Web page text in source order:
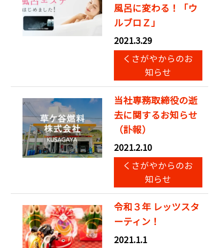
風呂に変わる！「ウ
ルブロＺ」
2021.3.29
くさがやからのお
知らせ
当社専務取締役の逝
去に関するお知らせ
（訃報）
2021.2.10
くさがやからのお
知らせ
令和３年 レッツスタ
ーティン！
2021.1.1